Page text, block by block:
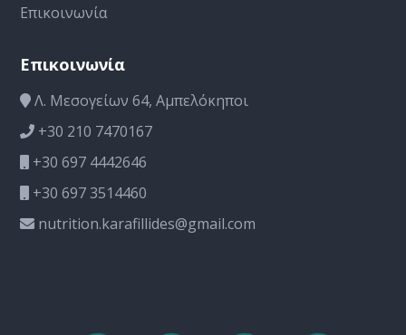
Επικοινωνία
Επικοινωνία
Λ. Μεσογείων 64, Αμπελόκηποι
+30 210 7470167
+30 697 4442646
+30 697 3514460
nutrition.karafillides@gmail.com